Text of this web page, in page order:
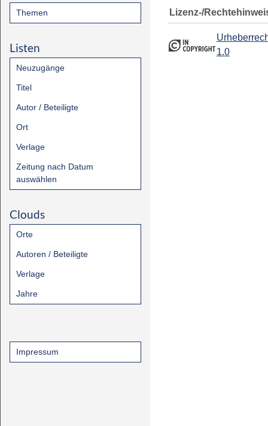
Themen
Listen
Neuzugänge
Titel
Autor / Beteiligte
Ort
Verlage
Zeitung nach Datum
auswählen
Clouds
Orte
Autoren / Beteiligte
Verlage
Jahre
Impressum
Lizenz-/
1.0